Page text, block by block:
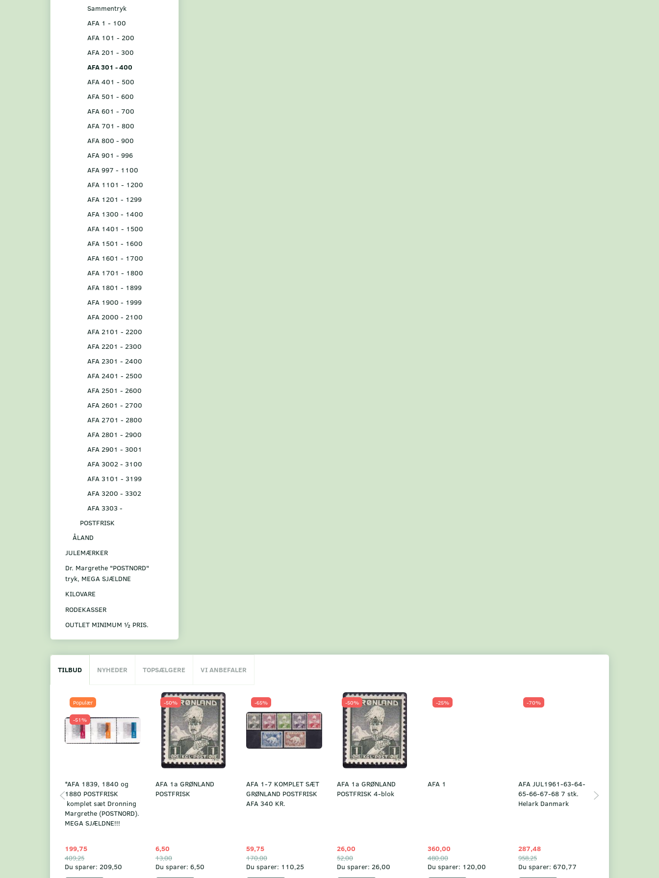
Sammentryk
AFA 1 - 100
AFA 101 - 200
AFA 201 - 300
AFA 301 - 400
AFA 401 - 500
AFA 501 - 600
AFA 601 - 700
AFA 701 - 800
AFA 800 - 900
AFA 901 - 996
AFA 997 - 1100
AFA 1101 - 1200
AFA 1201 - 1299
AFA 1300 - 1400
AFA 1401 - 1500
AFA 1501 - 1600
AFA 1601 - 1700
AFA 1701 - 1800
AFA 1801 - 1899
AFA 1900 - 1999
AFA 2000 - 2100
AFA 2101 - 2200
AFA 2201 - 2300
AFA 2301 - 2400
AFA 2401 - 2500
AFA 2501 - 2600
AFA 2601 - 2700
AFA 2701 - 2800
AFA 2801 - 2900
AFA 2901 - 3001
AFA 3002 - 3100
AFA 3101 - 3199
AFA 3200 - 3302
AFA 3303 -
POSTFRISK
ÅLAND
JULEMÆRKER
Dr. Margrethe "POSTNORD"
tryk, MEGA SJÆLDNE
KILOVARE
RODEKASSER
OUTLET MINIMUM ½ PRIS.
TILBUD NYHEDER TOPSÆLGERE VI ANBEFALER
Populær
-51%
*AFA 1839, 1840 og
1880 POSTFRISK
komplet sæt Dronning
Margrethe (POSTNORD).
MEGA SJÆLDNE!!!
199,75
409,25
Du sparer: 209,50
-50%
AFA 1a GRØNLAND
POSTFRISK
6,50
13,00
Du sparer: 6,50
-65%
AFA 1-7 KOMPLET SÆT
GRØNLAND POSTFRISK
AFA 340 KR.
59,75
170,00
Du sparer: 110,25
-50%
AFA 1a GRØNLAND
POSTFRISK 4-blok
26,00
52,00
Du sparer: 26,00
-25%
AFA 1
360,00
480,00
Du sparer: 120,00
-70%
AFA JUL1961-63-64-
65-66-67-68 7 stk.
Helark Danmark
287,48
958,25
Du sparer: 670,77